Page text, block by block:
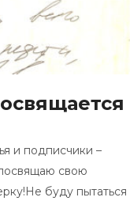
и подписчики –
свою
буду пытаться